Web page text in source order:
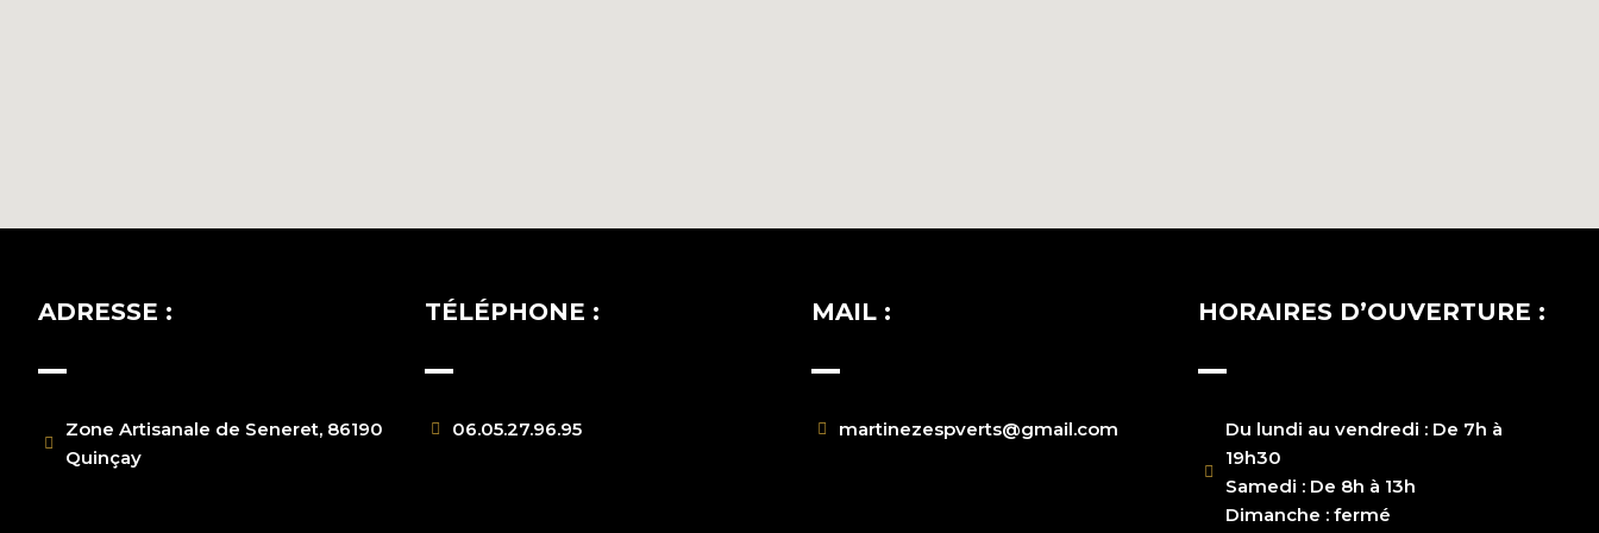
ADRESSE :
Zone Artisanale de Seneret, 86190
Quinçay
TÉLÉPHONE :
06.05.27.96.95
MAIL :
martinezespverts@gmail.com
HORAIRES D’OUVERTURE :
Du lundi au vendredi : De 7h à
19h30
Samedi : De 8h à 13h
Dimanche : fermé